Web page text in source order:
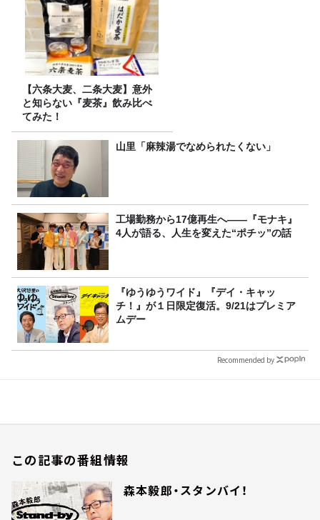
【六条大麦、二条大麦】意外
と知らない『麦茶』飲み比べ
てみた！
山里「麻辣湯でなめられたくない」
工場勤務から17億再生へ——『モナキ』
4人が語る、人生を変えた“ポチッ”の話
『ゆうゆうワイド』『デイ・キャッ
チ！』が１日限定復活。9/21はプレミア
ムデー
Recommended by
この記事の番組情報
森本毅郎・スタンバイ！